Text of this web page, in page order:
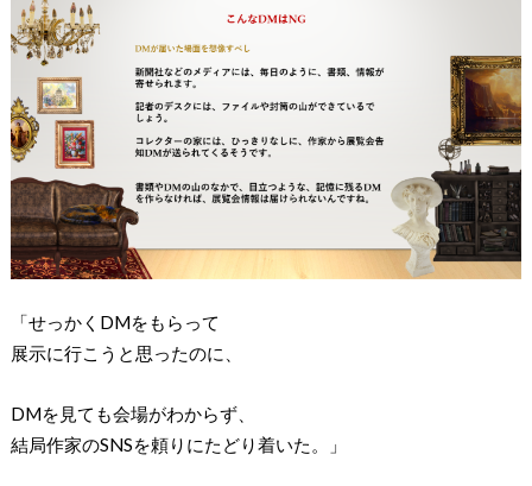
「せっかくDMをもらって
展示に行こうと思ったのに、
DMを見ても会場がわからず、
結局作家のSNSを頼りにたどり着いた。」